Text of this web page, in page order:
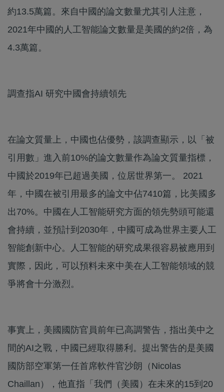
約13.5萬篇。來自中國的論文數量尤其引人注意，
2021年中國的人工智能論文數量是美國的約2倍，為
4.3萬篇。
調查指AI 研究中國會持續領先
在論文質量上，中國也佔優勢，該調查顯示，以「被
引用數」進入前10%的論文數量作為論文質量指標，
中國於2019年已超過美國，位居世界第一。 2021
年，中國在被引用最多的論文中佔7410篇，比美國多
出70%。中國在人工智能研究方面的領先勢頭可能還
會持續，並預計到2030年，中國可成為世界主要人工
智能創新中心。人工智能的研究成果很容易被應用到
實際，因此，可以預料未來中美在人工智能領域的競
爭將會十分激烈。
事實上，美國國防官員前年已高調警告，指出美中之
間的AI之戰，中國已經取得勝利。提出警告的是美國
國防部空軍第一任首席軟件官沙朗（Nicolas
Chaillan），他直指「我們（美國）在未來的15到20